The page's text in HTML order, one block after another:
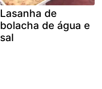
Lasanha de
bolacha de água e
sal